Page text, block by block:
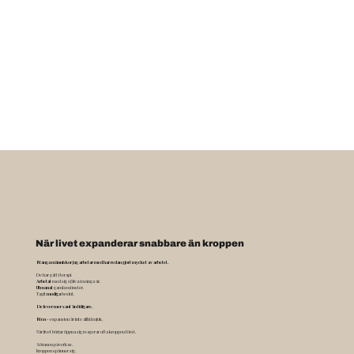
När livet expanderar snabbare än kroppen
Många människor jag arbetar med har redan gjort mycket av arbetet.
De har gått i terapi.
Arbetat med sig själva i många år.
Utmanat gamla mönster.
Tagit modigabeslut.
De lever mer sant än tidigare.
Men -expansion är inte alltid mjuk.
När livet börjar öppna sig reagerar ofta kroppen först.
Sömnen påverkas.
Kroppen spänner sig.